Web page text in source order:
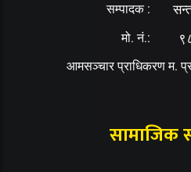
सम्पादक :
मो. नं.:
आमसञ्चार प्राधिकरण म.
सामाजिक